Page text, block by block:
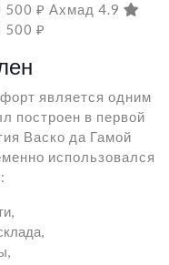
500 ₽ Ахмад 4.9
500 ₽
является одним
построен в первой
Васко да Гамой
использовался